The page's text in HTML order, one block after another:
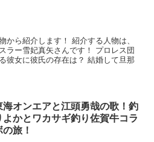
から紹介します！ 紹介する人物は、
ラー雪妃真矢さんです！ プロレス団
彼女に彼氏の存在は？ 結婚して旦那
海オンエアと江頭勇哉の歌！釣
よかとワカサギ釣り佐賀牛コラ
の旅！